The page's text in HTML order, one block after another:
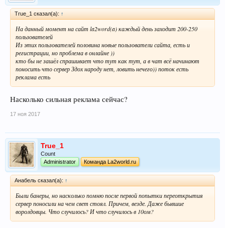
True_1 сказал(а): ↑
На данный момент на сайт la2word(a) каждый день заходит 200-250
пользователей
Из этих пользователей половина новые пользователи сайта, есть и
регистрации, но проблема в онлайне ))
кто бы не зашёл спрашивает что тут как тут, а в чат всё начинают
поносить что сервер Здох народу нет, ловить нечего)) поток есть
реклама есть
Насколько сильная реклама сейчас?
17 ноя 2017
True_1
Count
Administrator
Команда La2world.ru
Анабель сказал(а): ↑
Были банеры, но насколько помню после первой попытки переоткрытия
сервер поносили на чем свет стоял. Причем, везде. Даже бывшие
воролдовцы. Что случилось? И что случилось в 10ом?